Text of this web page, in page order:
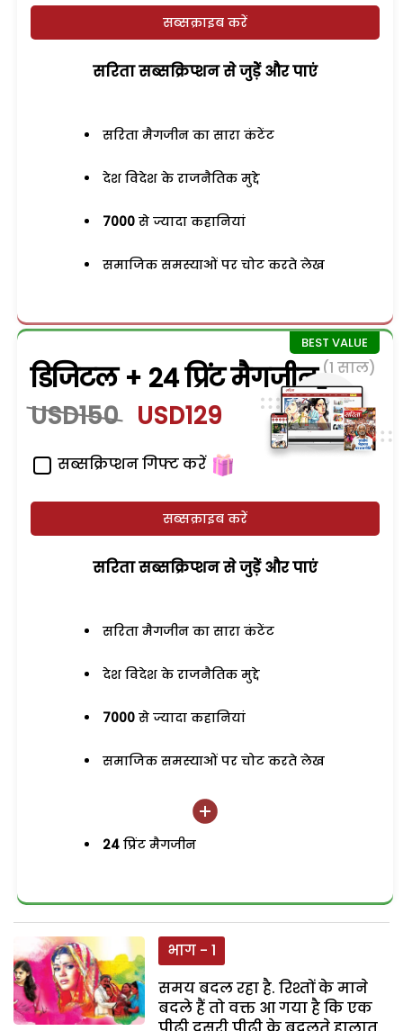
सब्सक्राइब करें
सरिता सब्सक्रिप्शन से जुड़ेें और पाएं
सरिता मैगजीन का सारा कंटेंट
देश विदेश के राजनैतिक मुद्दे
7000 से ज्यादा कहानियां
समाजिक समस्याओं पर चोट करते लेख
डिजिटल + 24 प्रिंट मैगजीन (1 साल)
USD150 USD129
सब्सक्रिप्शन गिफ्ट करें
सब्सक्राइब करें
सरिता सब्सक्रिप्शन से जुड़ेें और पाएं
सरिता मैगजीन का सारा कंटेंट
देश विदेश के राजनैतिक मुद्दे
7000 से ज्यादा कहानियां
समाजिक समस्याओं पर चोट करते लेख
24 प्रिंट मैगजीन
भाग - 1
समय बदल रहा है. रिश्तों के माने
बदले हैं तो वक्त आ गया है कि एक